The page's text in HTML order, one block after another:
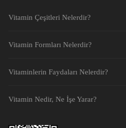
Vitamin Çeşitleri Nelerdir?
Vitamin Formları Nelerdir?
Vitaminlerin Faydaları Nelerdir?
Vitamin Nedir, Ne İşe Yarar?